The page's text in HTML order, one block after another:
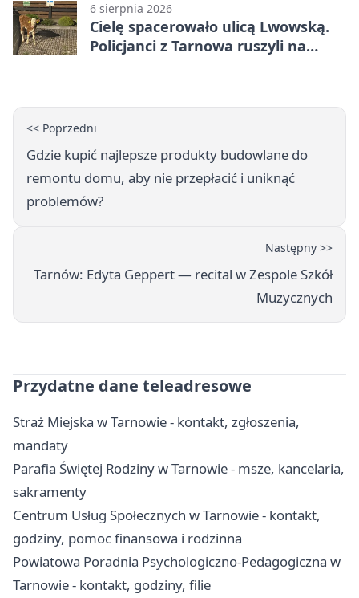
6 sierpnia 2026
Cielę spacerowało ulicą Lwowską.
Policjanci z Tarnowa ruszyli na
<< Poprzedni
Gdzie kupić najlepsze produkty budowlane do
remontu domu, aby nie przepłacić i uniknąć
problemów?
Następny >>
Tarnów: Edyta Geppert — recital w Zespole Szkół
Muzycznych
Przydatne dane teleadresowe
Straż Miejska w Tarnowie - kontakt, zgłoszenia,
mandaty
Parafia Świętej Rodziny w Tarnowie - msze, kancelaria,
sakramenty
Centrum Usług Społecznych w Tarnowie - kontakt,
godziny, pomoc finansowa i rodzinna
Powiatowa Poradnia Psychologiczno-Pedagogiczna w
Tarnowie - kontakt, godziny, filie